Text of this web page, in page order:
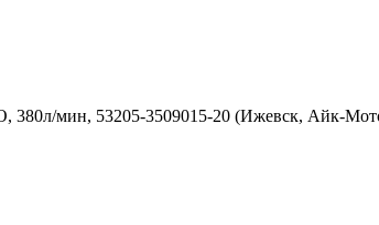
мин, 53205-3509015-20 (Ижевск, Айк-